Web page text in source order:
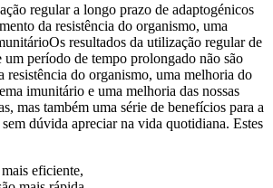
regular a longo prazo de adaptogénicos
da resistência do organismo, uma
resultados da utilização regular de
um período de tempo prolongado não são
resistência do organismo, uma melhoria do
imunitário e uma melhoria das nossas
mas também uma série de benefícios para a
dúvida apreciar na vida quotidiana. Estes
eficiente,